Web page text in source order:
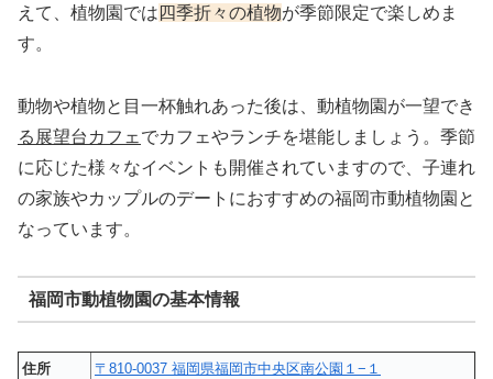
えて、植物園では 四季折々の植物が季節限定で楽しめま
す。
動物や植物と目一杯触れあった後は、動植物園が一望でき
る展望台カフェ でカフェやランチを堪能しましょう。季節
に応じた様々なイベントも開催されていますので、子連れ
の家族やカップルのデートにおすすめの福岡市動植物園と
なっています。
福岡市動植物園の基本情報
住所
〒810-0037 福岡県福岡市中央区南公園１−１